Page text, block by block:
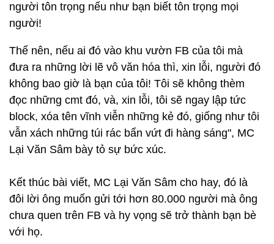
người tôn trọng nếu như bạn biết tôn trọng mọi
người!
Thế nên, nếu ai đó vào khu vườn FB của tôi mà
đưa ra những lời lẽ vô văn hóa thì, xin lỗi, người đó
không bao giờ là bạn của tôi! Tôi sẽ không thèm
đọc những cmt đó, và, xin lỗi, tôi sẽ ngay lập tức
block, xóa tên vĩnh viễn những kẻ đó, giống như tôi
vẫn xách những túi rác bẩn vứt đi hàng sáng", MC
Lại Văn Sâm bày tỏ sự bức xúc.
Kết thúc bài viết, MC Lại Văn Sâm cho hay, đó là
đôi lời ông muốn gửi tới hơn 80.000 người mà ông
chưa quen trên FB và hy vọng sẽ trở thành bạn bè
với họ.